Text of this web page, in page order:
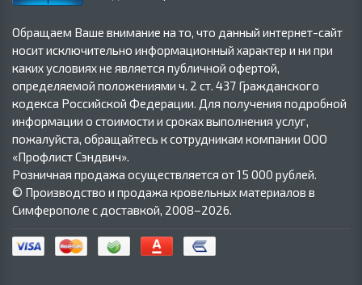
Обращаем Ваше внимание на то, что данный интернет-сайт
носит исключительно информационный характер и ни при
каких условиях не является публичной офертой,
определяемой положениями ч. 2 ст. 437 Гражданского
кодекса Российской Федерации. Для получения подробной
информации о стоимости и сроках выполнения услуг,
пожалуйста, обращайтесь к сотрудникам компании ООО
«Профлист Сэндвич».
Розничная продажа осуществляется от 15 000 рублей.
© Производство и продажа кровельных материалов в
Симферополе с доставкой, 2008–2026.